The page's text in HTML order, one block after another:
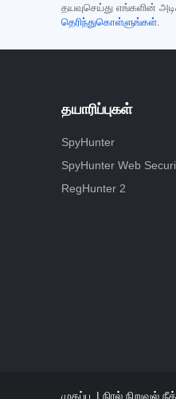
தயவுசெய்து எங்களின்
தெரிந்துகொள்ளுங்கள்
தயாரிப்புகள்
SpyHunter
SpyHunter Web
RegHunter 2
முகப்பு நிரல் நிறுவல்